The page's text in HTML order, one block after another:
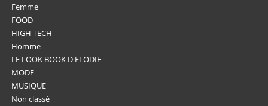
Femme
FOOD
HIGH TECH
Homme
LE LOOK BOOK D'ELODIE
MODE
MUSIQUE
Non classé